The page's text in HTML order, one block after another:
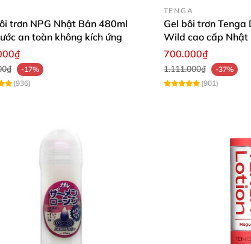
cấp LELO Personal Moisturizer G09
Moisturizer.
trơn NPG Nhật Bản 480ml
an toàn không kích ứng
-17%
(936)
TENGA
Gel bôi trơn Tenga
Wild cao cấp Nhật
700.000₫
1.111.000₫
-37%
(901)